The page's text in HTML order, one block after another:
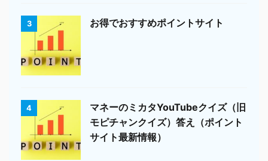
3 お得でおすすめポイントサイト
4
マネーのミカタYouTubeクイズ（旧
モピチャンクイズ）答え（ポイント
サイト最新情報）